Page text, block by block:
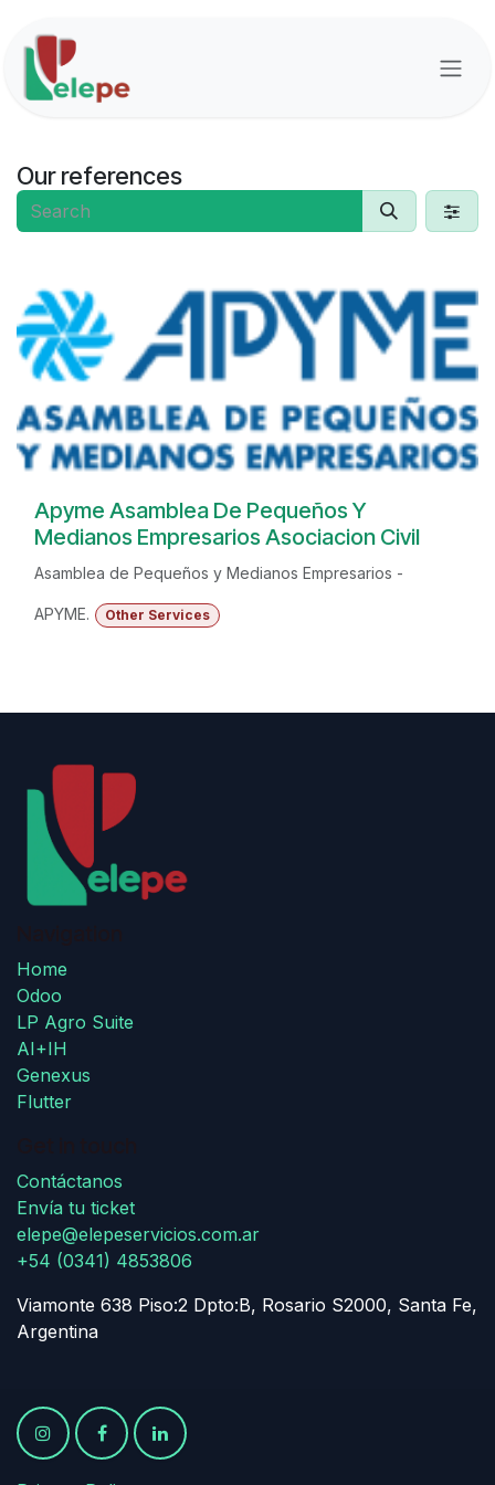
Our references
Apyme Asamblea De Pequeños Y
Medianos Empresarios Asociacion Civil
Asamblea de Pequeños y Medianos Empresarios -
APYME. Other Services
Home
Odoo
LP Agro Suite
AI+IH
Genexus
Flutter
Contáctanos
Envía tu ticket
elepe@elepeservicios.com.ar
+54 (0341) 4853806
Viamonte 638 Piso:2 Dpto:B, Rosario S2000, Santa Fe,
Argentina